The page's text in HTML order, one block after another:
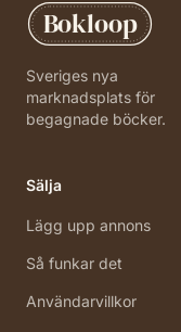
Bokloop
Sveriges nya
marknadsplats för
begagnade böcker.
Sälja
Lägg upp annons
Så funkar det
Användarvillkor